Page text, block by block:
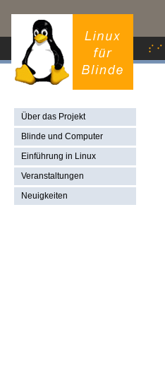
Über das Projekt
Blinde und Computer
Einführung in Linux
Veranstaltungen
Neuigkeiten